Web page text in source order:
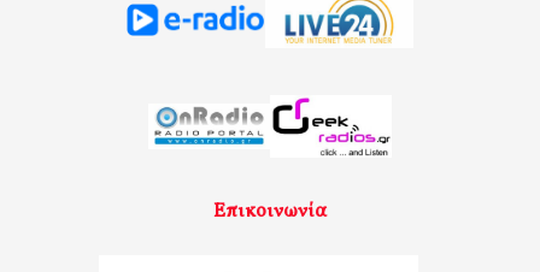
Επικοινωνία